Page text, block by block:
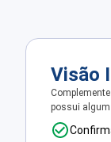
Visão
possui